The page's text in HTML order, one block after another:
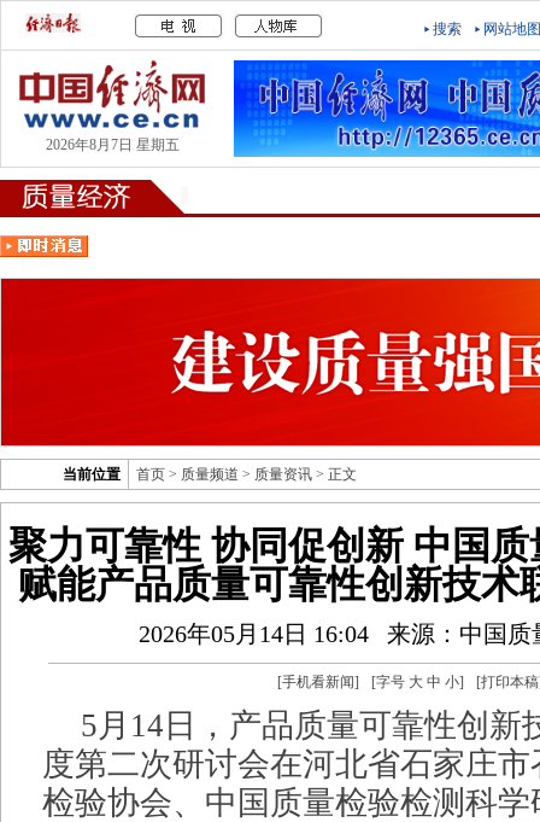
搜索 网站地
2026年8月7日 星期五
当前位置 首页 > 质量频道 > 质量资讯 > 正文
聚力可靠性 协同促创新 中国
赋能产品质量可靠性创新技术
2026年05月14日 16:04 来源：中国质
[手机看新闻] [字号 大 中 小] [打印本稿
5月14日，产品质量可靠性创新
度第二次研讨会在河北省石家庄
检验协会、中国质量检验检测科